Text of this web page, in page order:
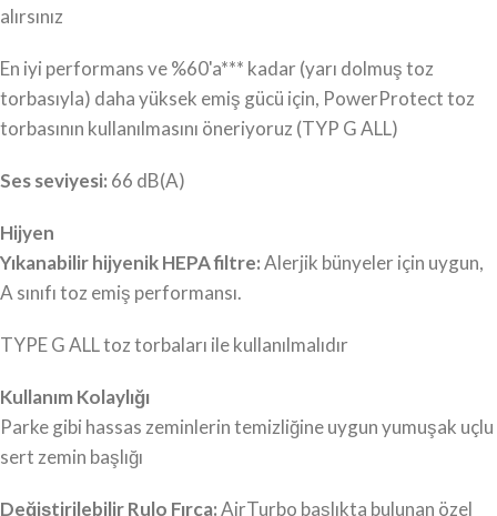
alırsınız
En iyi performans ve %60'a*** kadar (yarı dolmuş toz
torbasıyla) daha yüksek emiş gücü için, PowerProtect toz
torbasının kullanılmasını öneriyoruz (TYP G ALL)
Ses seviyesi: 66 dB(A)
Hijyen
Yıkanabilir hijyenik HEPA filtre:Alerjik bünyeler için uygun,
A sınıfı toz emiş performansı.
TYPE G ALL toz torbaları ile kullanılmalıdır
Kullanım Kolaylığı
Parke gibi hassas zeminlerin temizliğine uygun yumuşak uçlu
sert zemin başlığı
Değiştirilebilir Rulo Fırça:AirTurbo başlıkta bulunan özel